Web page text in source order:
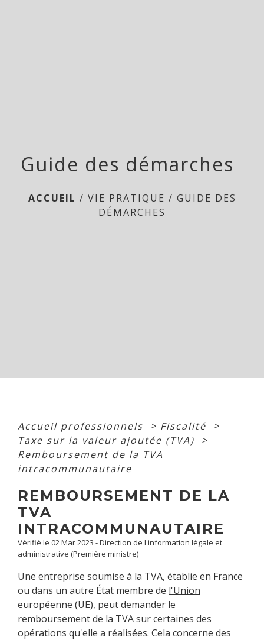
Guide des démarches
ACCUEIL / VIE PRATIQUE / GUIDE DES
DÉMARCHES
Accueil professionnels > Fiscalité
>
Taxe sur la valeur ajoutée (TVA)
>
Remboursement de la TVA
intracommunautaire
REMBOURSEMENT DE LA
TVA
INTRACOMMUNAUTAIRE
Vérifié le 02 Mar 2023 - Direction de l'information légale et
administrative (Première ministre)
Une entreprise soumise à la TVA, établie en France
ou dans un autre État membre de l'Union
européenne (UE), peut demander le
remboursement de la TVA sur certaines des
opérations qu'elle a réalisées. Cela concerne des